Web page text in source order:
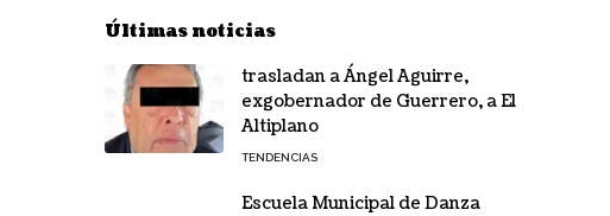
Últimas noticias
trasladan a Ángel Aguirre,
exgobernador de Guerrero, a El
Altiplano
TENDENCIAS
Escuela Municipal de Danza